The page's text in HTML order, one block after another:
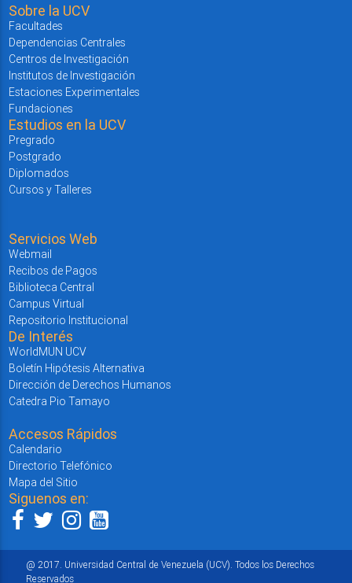
Sobre la UCV
Facultades
Dependencias Centrales
Centros de Investigación
Institutos de Investigación
Estaciones Experimentales
Fundaciones
Estudios en la UCV
Pregrado
Postgrado
Diplomados
Cursos y Talleres
Servicios Web
Webmail
Recibos de Pagos
Biblioteca Central
Campus Virtual
Repositorio Institucional
De Interés
WorldMUN UCV
Boletín Hipótesis Alternativa
Dirección de Derechos Humanos
Catedra Pio Tamayo
Accesos Rápidos
Calendario
Directorio Telefónico
Mapa del Sitio
Siguenos en:
@ 2017. Universidad Central de Venezuela (UCV). Todos los Derechos
Reservados